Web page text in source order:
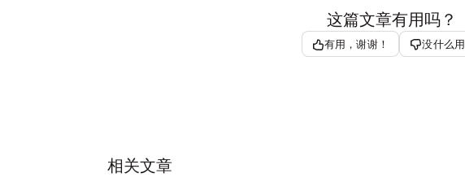
这篇文章有用吗？
有用，谢谢！ 没什么用
相关文章